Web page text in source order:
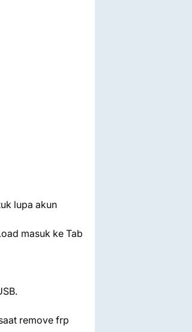
lupa akun
masuk ke Tab
remove frp